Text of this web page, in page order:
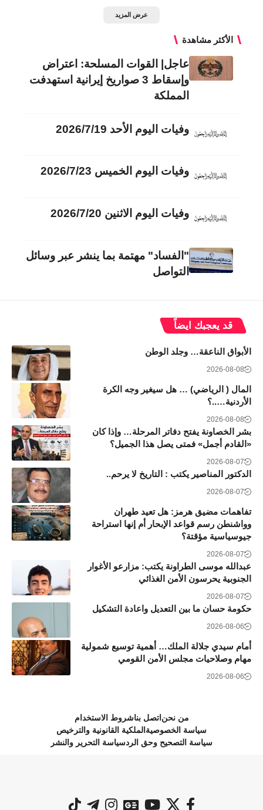
عرض المزيد
الأكثر مشاهدة
عاجل| القوات المسلحة: اعتراض
وإسقاط 3 صواريخ إيرانية استهدفت
المملكة
وفيات اليوم الأحد 2026/7/19
وفيات اليوم الخميس 2026/7/23
وفيات اليوم الاثنين 2026/7/20
"الفساد" مهتمة بما ينشر عبر وسائل
التواصل
قد يعجبك ايضاً
الأبواق الناعقة… وجلد الوطن
2026-08-08
المال ( الرياضي) … هل سيغير وجه الكرة
الأردنية…..؟
2026-08-08
بشر الخصاونة يفتح دفاتر المرحلة… وإذا كان
«القادم أجمل» فمتى يصل هذا الجميل؟
2026-08-07
الدكتور المناصير يكتب : التاريخ لا يرحم..
2026-08-07
تفاهمات مضيق هرمز: هل تعيد طهران
وواشنطن رسم قواعد الإبحار أم إنها استراحة
جيوسياسية مؤقتة؟
2026-08-07
عبدالله موسى الطراونة يكتب: مزارعو الأغوار
الجنوبية يحرسون الأمن الغذائي
2026-08-07
حكومة حسان ما بين التعديل واعادة التشكيل
2026-08-06
أمام سيدي جلالة الملك… أهمية توسيع شمولية
مهام وصلاحيات مجلس الأمن القومي
2026-08-06
من نحن اتصل بناشروط الاستخدام
سياسة الخصوصية الملكية القانونية والترخيص
سياسة التصحيح وحق الردسياسة التحرير والنشر